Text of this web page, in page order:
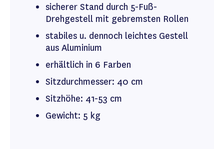
sicherer Stand durch 5-Fuß-
Drehgestell mit gebremsten Rollen
stabiles u. dennoch leichtes Gestell
aus Aluminium
erhältlich in 6 Farben
Sitzdurchmesser: 40 cm
Sitzhöhe: 41-53 cm
Gewicht: 5 kg